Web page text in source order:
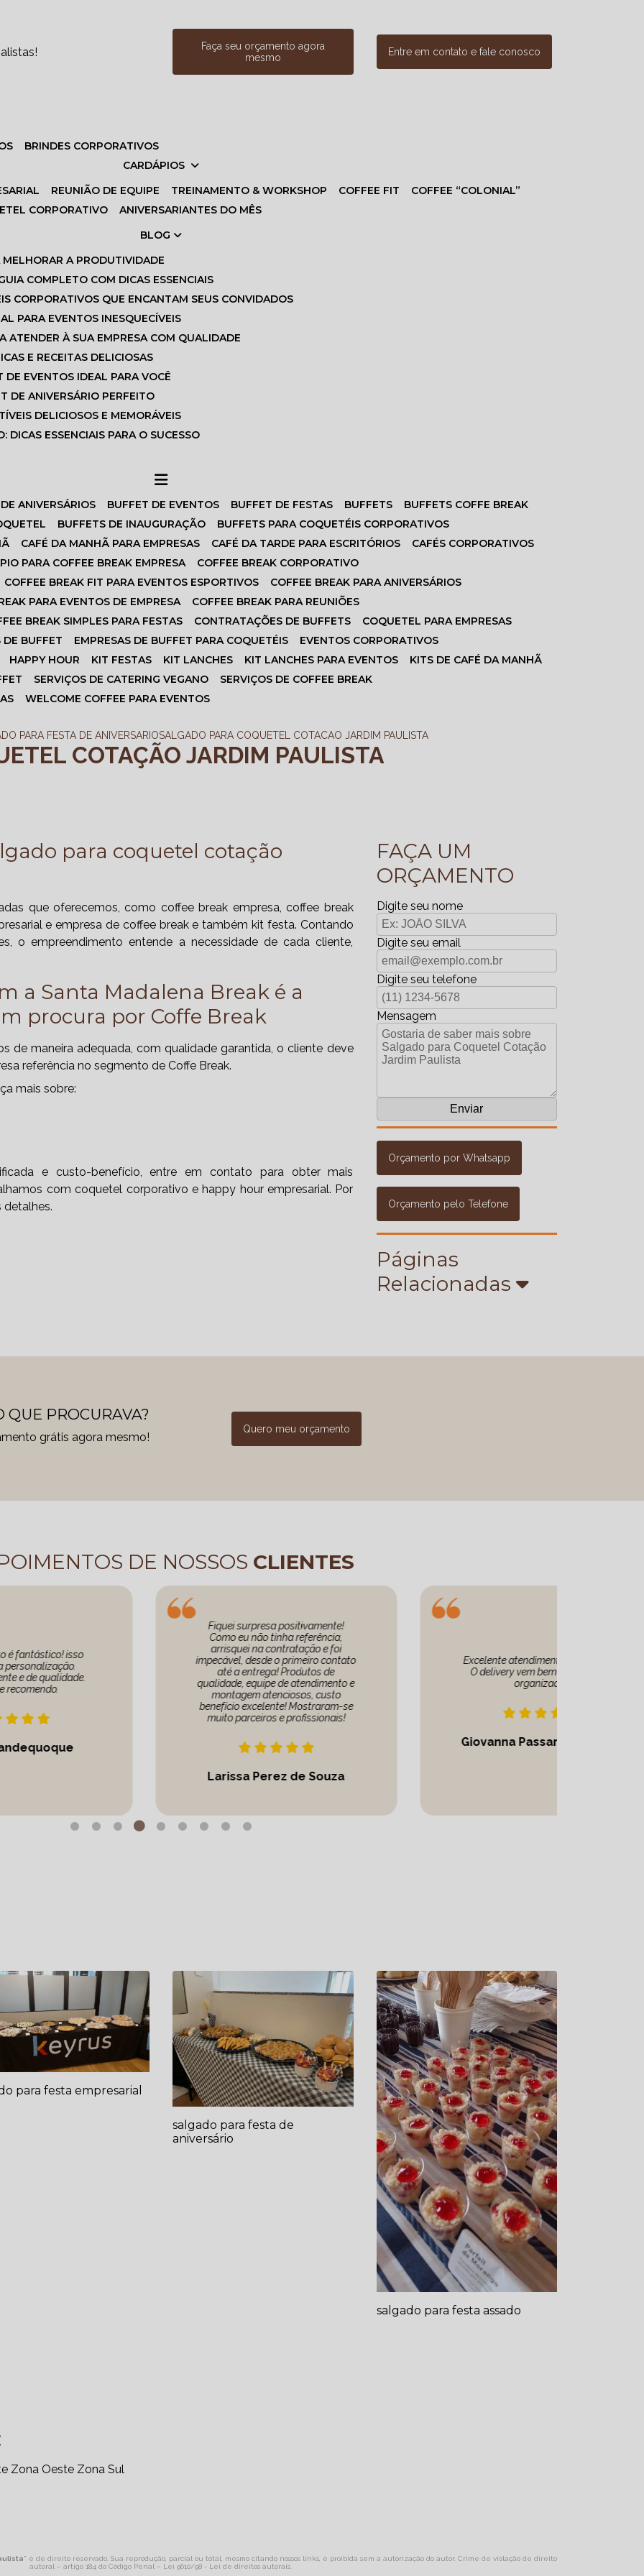
Faça seu orçamento agora
mesmo
Entre em contato e fale conosco
BRINDES CORPORATIVOS
CARDÁPIOS
REUNIÃO DE EQUIPE TREINAMENTO & WORKSHOP COFFEE FIT
COFFEE “COLONIAL”
CORPORATIVO
ANIVERSARIANTES DO MÊS
BLOG
MELHORAR A PRODUTIVIDADE
COMPLETO COM DICAS ESSENCIAIS
CORPORATIVOS QUE ENCANTAM SEUS CONVIDADOS
PARA EVENTOS INESQUECÍVEIS
ATENDER À SUA EMPRESA COM QUALIDADE
E RECEITAS DELICIOSAS
DE EVENTOS IDEAL PARA VOCÊ
DE ANIVERSÁRIO PERFEITO
DELICIOSOS E MEMORÁVEIS
DICAS ESSENCIAIS PARA O SUCESSO
DE ANIVERSÁRIOS BUFFET DE EVENTOS BUFFET DE FESTAS BUFFETS
BUFFETS COFFE BREAK
BUFFETS DE INAUGURAÇÃO
BUFFETS PARA COQUETÉIS CORPORATIVOS
CAFÉ DA MANHÃ PARA EMPRESAS CAFÉ DA TARDE PARA ESCRITÓRIOS
CAFÉS CORPORATIVOS
PARA COFFEE BREAK EMPRESA
COFFEE BREAK CORPORATIVO
COFFEE BREAK FIT PARA EVENTOS ESPORTIVOS
COFFEE BREAK PARA ANIVERSÁRIOS
PARA EVENTOS DE EMPRESA
COFFEE BREAK PARA REUNIÕES
BREAK SIMPLES PARA FESTAS CONTRATAÇÕES DE BUFFETS
COQUETEL PARA EMPRESAS
DE BUFFET EMPRESAS DE BUFFET PARA COQUETÉIS
EVENTOS CORPORATIVOS
HAPPY HOUR KIT FESTAS KIT LANCHES KIT LANCHES PARA EVENTOS
KITS DE CAFÉ DA MANHÃ
SERVIÇOS DE CATERING VEGANO
SERVIÇOS DE COFFEE BREAK
WELCOME COFFEE PARA EVENTOS
PARA FESTA DE ANIVERSARIOSALGADO PARA COQUETEL COTACAO JARDIM PAULISTA
COTAÇÃO JARDIM PAULISTA
para coquetel cotação
que oferecemos, como coffee break empresa, coffee break
e empresa de coffee break e também kit festa. Contando
o empreendimento entende a necessidade de cada cliente,
a Santa Madalena Break é a
procura por Coffe Break
de maneira adequada, com qualidade garantida, o cliente deve
referência no segmento de Coffe Break.
mais sobre:
e custo-benefício, entre em contato para obter mais
com coquetel corporativo e happy hour empresarial. Por
detalhes.
FAÇA UM
ORÇAMENTO
Digite seu nome
Digite seu email
Digite seu telefone
Mensagem
Orçamento por Whatsapp
Orçamento pelo Telefone
Páginas
Relacionadas
QUE PROCURAVA?
grátis agora mesmo!
Quero meu orçamento
DE NOSSOS CLIENTES
Fiquei surpresa positivamente!
Como eu não tinha referência,
arrisquei na contratação e foi
impecável, desde o primeiro contato
até a entrega! Produtos de
qualidade, equipe de atendimento e
montagem atenciosos, custo
benefício excelente! Mostraram-se
muito parceiros e profissionais!
Larissa Perez de Souza
Excelente atendimento e produtos!
O delivery vem bem embalado e
Giovanna Passarelli Abbott
para festa empresarial
salgado para festa de
aniversário
salgado para festa assado
Zona Oeste Zona Sul
" é de direito reservado. Sua reprodução, parcial ou total, mesmo citando nossos links, é proibida sem a autorização do autor. Crime de violação de direito
autoral – artigo 184 do Código Penal – Lei 9610/98 - Lei de direitos autorais